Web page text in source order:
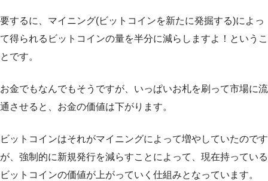
要するに、マイニング(ビットコインを新たに発掘する)によっ
て得られるビットコインの量を半分に減らしますよ！というこ
とです。
お金でもなんでもそうですが、いっぱいお札を刷って市場に流
通させると、お金の価値は下がります。
ビットコインはそれがマイニングによって増やしていたのです
が、強制的に新規発行を減らすことによって、現在持っている
ビットコインの価値が上がっていく仕組みとなっています。